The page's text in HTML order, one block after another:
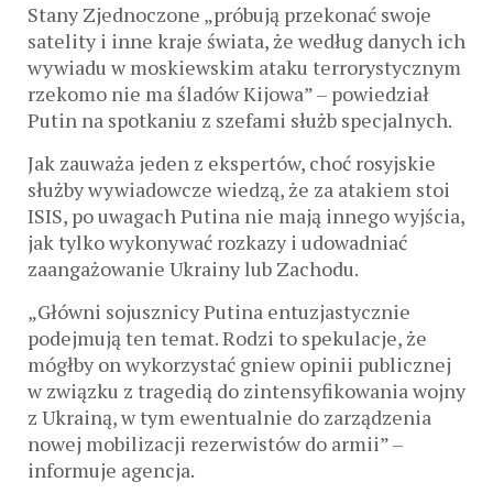
Stany Zjednoczone „próbują przekonać swoje
satelity i inne kraje świata, że ​​według danych ich
wywiadu w moskiewskim ataku terrorystycznym
rzekomo nie ma śladów Kijowa” – powiedział
Putin na spotkaniu z szefami służb specjalnych.
Jak zauważa jeden z ekspertów, choć rosyjskie
służby wywiadowcze wiedzą, że za atakiem stoi
ISIS, po uwagach Putina nie mają innego wyjścia,
jak tylko wykonywać rozkazy i udowadniać
zaangażowanie Ukrainy lub Zachodu.
„Główni sojusznicy Putina entuzjastycznie
podejmują ten temat. Rodzi to spekulacje, że
mógłby on wykorzystać gniew opinii publicznej
w związku z tragedią do zintensyfikowania wojny
z Ukrainą, w tym ewentualnie do zarządzenia
nowej mobilizacji rezerwistów do armii” –
informuje agencja.